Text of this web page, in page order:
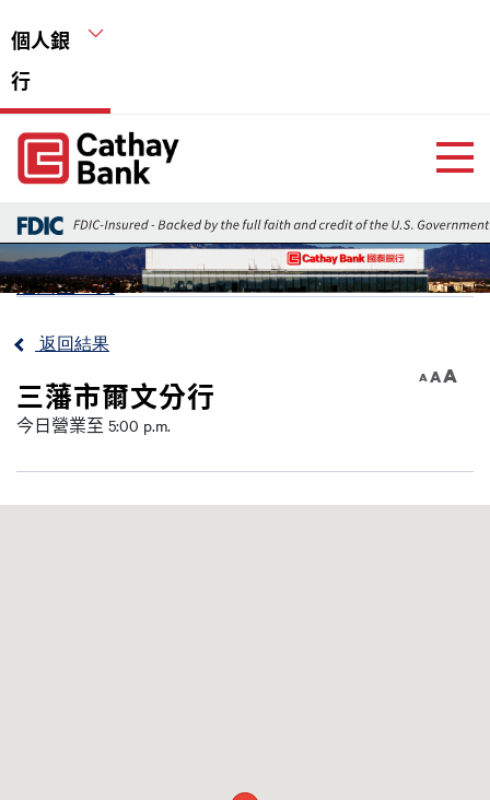
個人銀
行
Global Header Hierarchy Menu
Home
返回上一頁
返回結果
三藩市爾文分行
今日營業至 5:00 p.m.
A
A A